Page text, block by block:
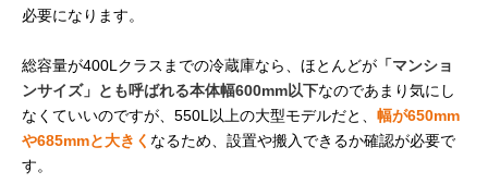
必要になります。
総容量が400Lクラスまでの冷蔵庫なら、ほとんどが 「マンショ
ンサイズ」とも呼ばれる本体幅600mm以下なのであまり気にし
なくていいのですが、550L以上の大型モデルだと、 幅が650mm
や685mmと大きく なるため、設置や搬入できるか確認が必要で
す。